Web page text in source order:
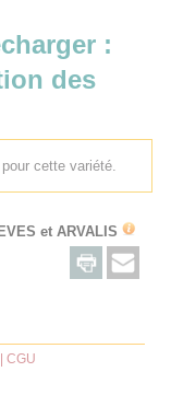
:
des
cette variété.
etARVALIS
|CGU